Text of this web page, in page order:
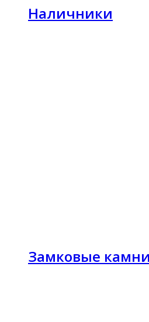
Наличники
Замковые камни